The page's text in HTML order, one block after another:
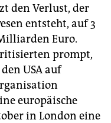
den Verlust, der
entsteht, auf 3
Euro.
prompt,
USA auf
europäische
in London eine